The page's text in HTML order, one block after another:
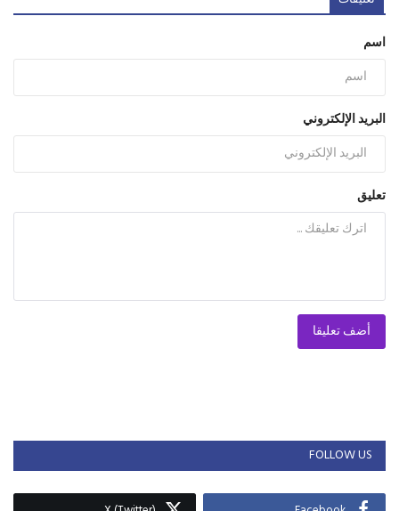
اسم
البريد الإلكتروني
تعليق
أضف تعليقا
FOLLOW US